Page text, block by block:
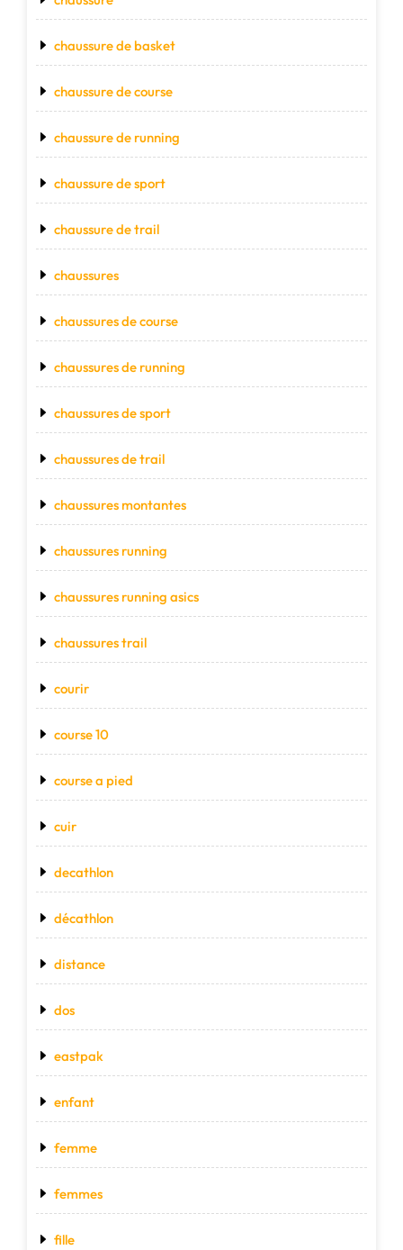
chaussure de basket
chaussure de course
chaussure de running
chaussure de sport
chaussure de trail
chaussures
chaussures de course
chaussures de running
chaussures de sport
chaussures de trail
chaussures montantes
chaussures running
chaussures running asics
chaussures trail
courir
course 10
course a pied
cuir
decathlon
décathlon
distance
dos
eastpak
enfant
femme
femmes
fille